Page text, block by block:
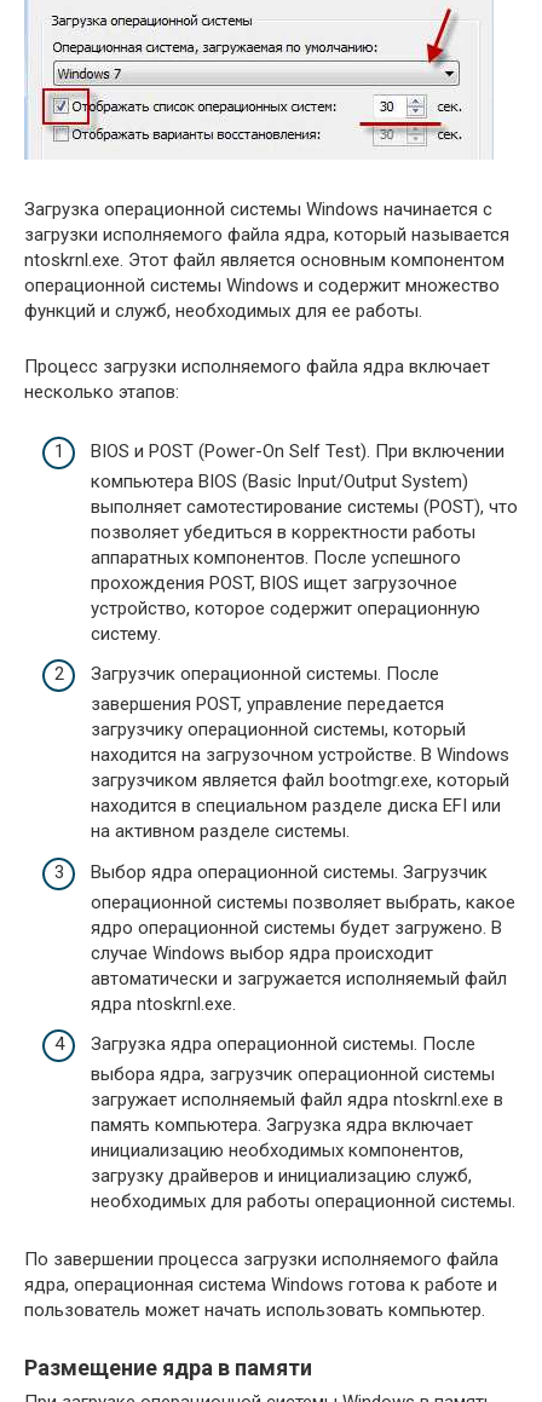
Загрузка операционной системы Windows начинается с
загрузки исполняемого файла ядра, который называется
ntoskrnl.exe. Этот файл является основным компонентом
операционной системы Windows и содержит множество
функций и служб, необходимых для ее работы.
Процесс загрузки исполняемого файла ядра включает
несколько этапов:
BIOS и POST (Power-On Self Test). При включении
компьютера BIOS (Basic Input/Output System)
выполняет самотестирование системы (POST), что
позволяет убедиться в корректности работы
аппаратных компонентов. После успешного
прохождения POST, BIOS ищет загрузочное
устройство, которое содержит операционную
систему.
Загрузчик операционной системы. После
завершения POST, управление передается
загрузчику операционной системы, который
находится на загрузочном устройстве. В Windows
загрузчиком является файл bootmgr.exe, который
находится в специальном разделе диска EFI или
на активном разделе системы.
Выбор ядра операционной системы. Загрузчик
операционной системы позволяет выбрать, какое
ядро операционной системы будет загружено. В
случае Windows выбор ядра происходит
автоматически и загружается исполняемый файл
ядра ntoskrnl.exe.
Загрузка ядра операционной системы. После
выбора ядра, загрузчик операционной системы
загружает исполняемый файл ядра ntoskrnl.exe в
память компьютера. Загрузка ядра включает
инициализацию необходимых компонентов,
загрузку драйверов и инициализацию служб,
необходимых для работы операционной системы.
По завершении процесса загрузки исполняемого файла
ядра, операционная система Windows готова к работе и
пользователь может начать использовать компьютер.
Размещение ядра в памяти